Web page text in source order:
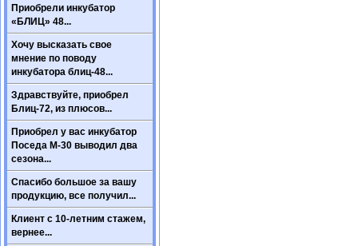
Приобрели инкубатор
«БЛИЦ» 48...
Хочу высказать свое
мнение по поводу
инкубатора блиц-48...
Здравствуйте, приобрел
Блиц-72, из плюсов...
Приобрел у вас инкубатор
Поседа М-30 выводил два
сезона...
Спасибо большое за вашу
продукцию, все получил...
Клиент с 10-летним стажем,
вернее...